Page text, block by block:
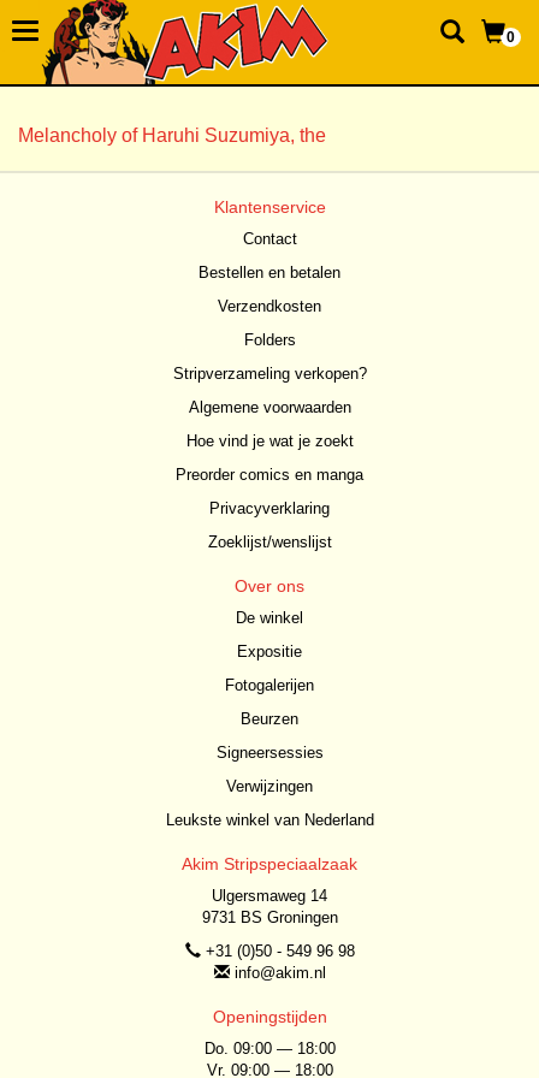
0
Melancholy of Haruhi Suzumiya, the
Klantenservice
Contact
Bestellen en betalen
Verzendkosten
Folders
Stripverzameling verkopen?
Algemene voorwaarden
Hoe vind je wat je zoekt
Preorder comics en manga
Privacyverklaring
Zoeklijst/wenslijst
Over ons
De winkel
Expositie
Fotogalerijen
Beurzen
Signeersessies
Verwijzingen
Leukste winkel van Nederland
Akim Stripspeciaalzaak
Ulgersmaweg 14
9731 BS Groningen
+31 (0)50 - 549 96 98
info@akim.nl
Openingstijden
Do. 09:00 — 18:00
Vr. 09:00 — 18:00